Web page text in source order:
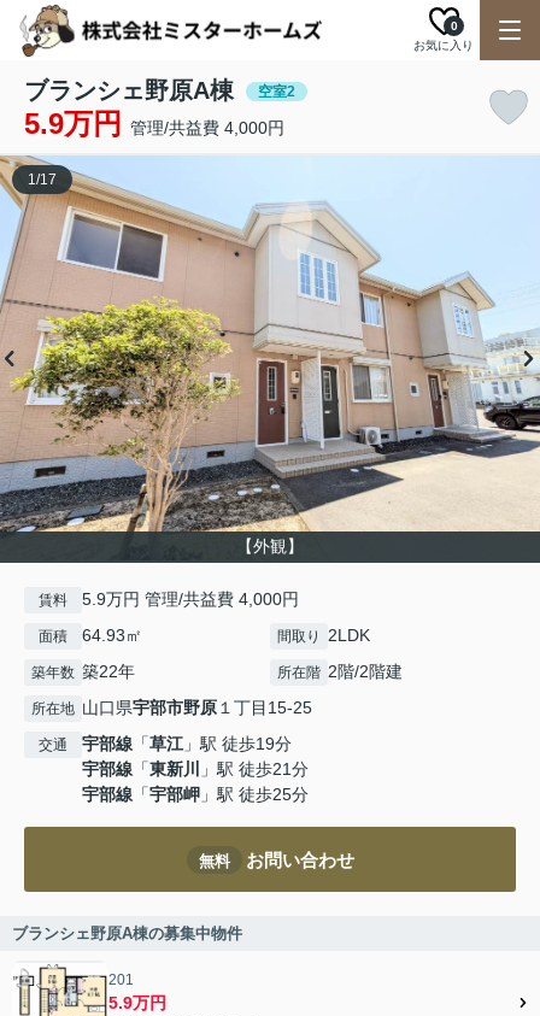
お気に入り
0
ブランシェ野原A棟 空室2
5.9万円 管理/共益費 4,000円
【外観】
1/17
賃料 5.9万円 管理/共益費 4,000円
面積 64.93㎡ 間取り 2LDK
築年数 築22年 所在階 2階/2階建
所在地 山口県宇部市野原１丁目15-25
交通 宇部線 「草江」駅 徒歩19分
宇部線 「東新川
」駅 徒歩21分
宇部線 「宇部岬 」駅 徒歩25分
無料 お問い合わせ
ブランシェ野原A棟の募集中物件
201
5.9万円